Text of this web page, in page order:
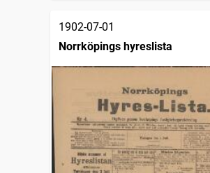
1902-07-01
Norrköpings hyreslista